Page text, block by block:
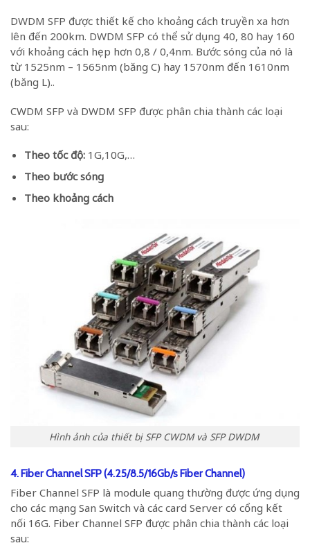
DWDM SFP được thiết kế cho khoảng cách truyền xa hơn
lên đến 200km. DWDM SFP có thể sử dụng 40, 80 hay 160
với khoảng cách hẹp hơn 0,8 / 0,4nm. Bước sóng của nó là
từ 1525nm – 1565nm (băng C) hay 1570nm đến 1610nm
(băng L)..
CWDM SFP và DWDM SFP được phân chia thành các loại
sau:
Theo tốc độ: 1G,10G,…
Theo bước sóng
Theo khoảng cách
Hình ảnh của thiết bị SFP CWDM và SFP DWDM
4. Fiber Channel SFP (4.25/8.5/16Gb/s Fiber Channel)
Fiber Channel SFP là module quang thường được ứng dụng
cho các mạng San Switch và các card Server có cổng kết
nối 16G. Fiber Channel SFP được phân chia thành các loại
sau: